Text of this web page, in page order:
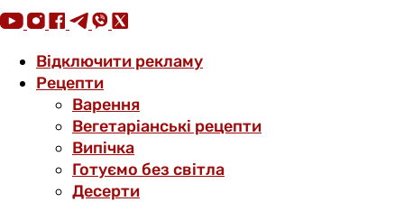
Відключити рекламу
Рецепти
Варення
Вегетаріанські рецепти
Випічка
Готуємо без світла
Десерти